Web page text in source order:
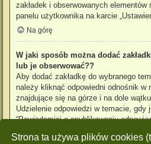
Strona ta używa plików cookies
zakładek i obserwowanych
panelu użytkownika na karcie
Na górę
W jaki sposób można dodać
lub je obserwować??
Aby dodać zakładkę do wybranego
należy kliknąć odpowiedni odnośnik w
znajdujące się na górze i na dole
Udzielenie odpowiedzi w temacie, gdy
“Powiadamiaj o opublikowaniu